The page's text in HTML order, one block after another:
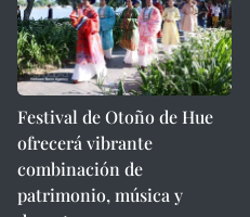
Festival de Otoño de Hue
ofrecerá vibrante
combinación de
patrimonio, música y